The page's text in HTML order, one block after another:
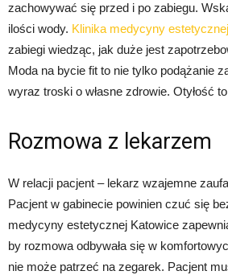
zachowywać się przed i po zabiegu.
ilości wody. Klinika medycyny
zabiegi wiedząc, jak duże jest
Moda na bycie fit to nie tylko podążanie
wyraz troski o własne zdrowie. Otyłość
Rozmowa z lekarzem
W relacji pacjent – lekarz wzajemne
Pacjent w gabinecie powinien czuć się
medycyny estetycznej Katowice
by rozmowa odbywała się w
nie może patrzeć na zegarek. Pacjent